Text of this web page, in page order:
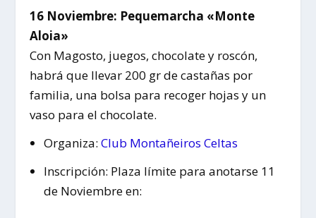
16 Noviembre: Pequemarcha «Monte
Aloia»
Con Magosto, juegos, chocolate y roscón,
habrá que llevar 200 gr de castañas por
familia, una bolsa para recoger hojas y un
vaso para el chocolate.
Organiza: Club Montañeiros Celtas
Inscripción: Plaza límite para anotarse 11
de Noviembre en: